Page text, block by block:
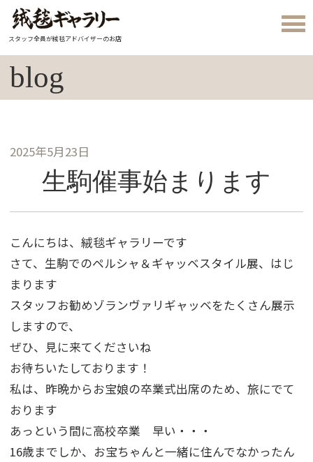
スタッフ全員が絨毯アドバイザーのお店
blog
2025年5月23日
生駒催事始まります
こんにちは、絨毯ギャラリーです
さて、生駒でのペルシャ＆ギャッベスタイル展、はじ
まります
スタッフお勧めゾランヴァリギャッベをたくさん展示
しますので、
ぜひ、見に来てくださいね
お待ちいたしております！
私は、昨晩からお宝娘の卒業式出席のため、旅にでて
おります
あっという間に高校卒業 早い・・・
16歳までしか、お宝ちゃんと一緒に住んでなかったん